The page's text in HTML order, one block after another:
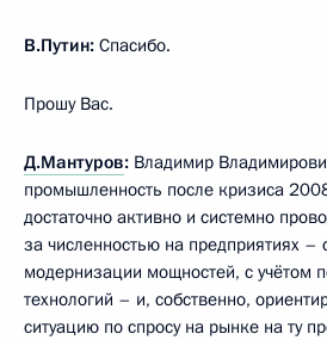
В.Путин: Спасибо.
Прошу Вас.
Д.Мантуров: Владимир
промышленность после кризиса
достаточно активно и системно
за численностью на предприятиях –
модернизации мощностей, с учётом
технологий – и, собственно,
ситуацию по спросу на рынке на ту